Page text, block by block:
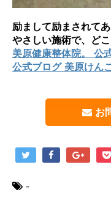
励まして励まされて
やさしい施術で、ど
美原健康整体院。 公
公式ブログ 美原けん
お
-